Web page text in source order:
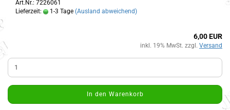
Art.Nr.: 7226061
Lieferzeit:
1-3 Tage (Ausland abweichend)
6,00 EUR
inkl. 19% MwSt. zzgl. Versand
In den Warenkorb